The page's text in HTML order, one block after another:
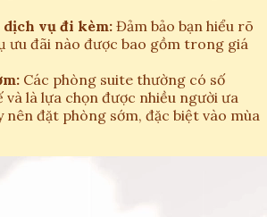
vụ đi kèm: Đảm bảo bạn hiểu rõ
ưu đãi nào được bao gồm trong giá
Các phòng suite thường có số
và là lựa chọn được nhiều người ưa
nên đặt phòng sớm, đặc biệt vào mùa